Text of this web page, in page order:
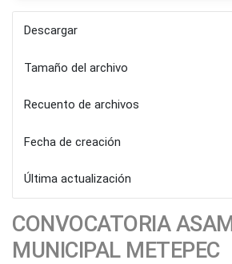
Descargar
Tamaño del archivo
Recuento de archivos
Fecha de creación
Última actualización
CONVOCATORIA
MUNICIPAL METEPEC